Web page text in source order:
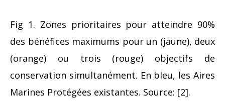
Fig 1. Zones prioritaires pour atteindre 90%
des bénéfices maximums pour un (jaune), deux
(orange) ou trois (rouge) objectifs de
conservation simultanément. En bleu, les Aires
Marines Protégées existantes. Source: [2].